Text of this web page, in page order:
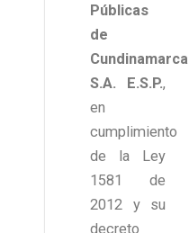
Públicas
de
Cundinamarca
S.A. E.S.P.,
en
cumplimiento
de la Ley
1581 de
2012 y su
decreto